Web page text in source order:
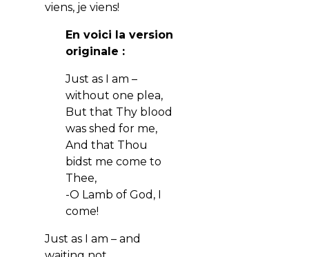
viens, je viens!
En voici la version
originale :
Just as I am –
without one plea,
But that Thy blood
was shed for me,
And that Thou
bidst me come to
Thee,
-O Lamb of God, I
come!
Just as I am – and